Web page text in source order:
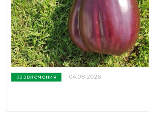
развлечения 04.08.2026